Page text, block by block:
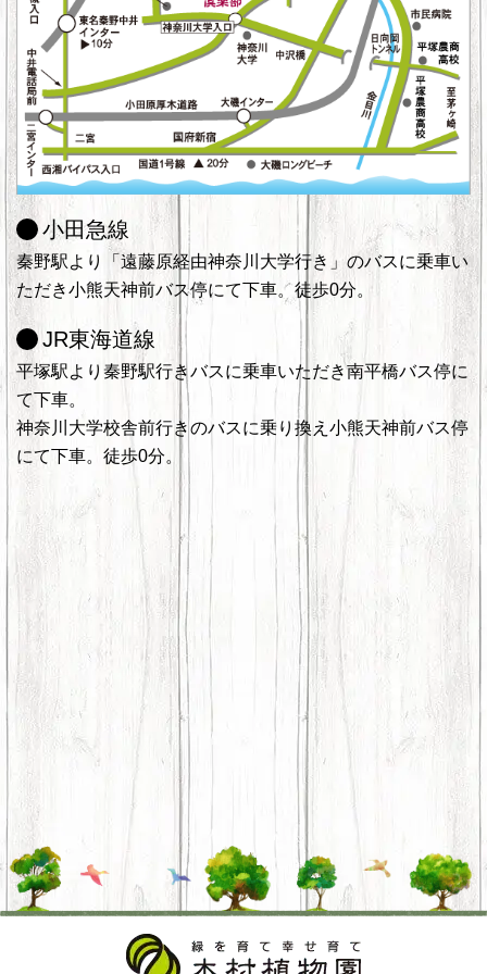
小田急線
秦野駅より「遠藤原経由神奈川大学行き」のバスに乗車い
ただき小熊天神前バス停にて下車。徒歩0分。
JR東海道線
平塚駅より秦野駅行きバスに乗車いただき南平橋バス停に
て下車。
神奈川大学校舎前行きのバスに乗り換え小熊天神前バス停
にて下車。徒歩0分。